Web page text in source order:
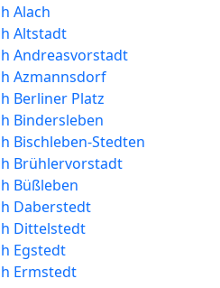
Alach
Altstadt
Andreasvorstadt
Azmannsdorf
Berliner Platz
Bindersleben
Bischleben-Stedten
Brühlervorstadt
Büßleben
Daberstedt
Dittelstedt
Egstedt
Ermstedt